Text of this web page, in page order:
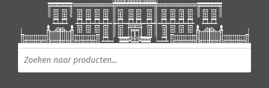
Producten zoeken